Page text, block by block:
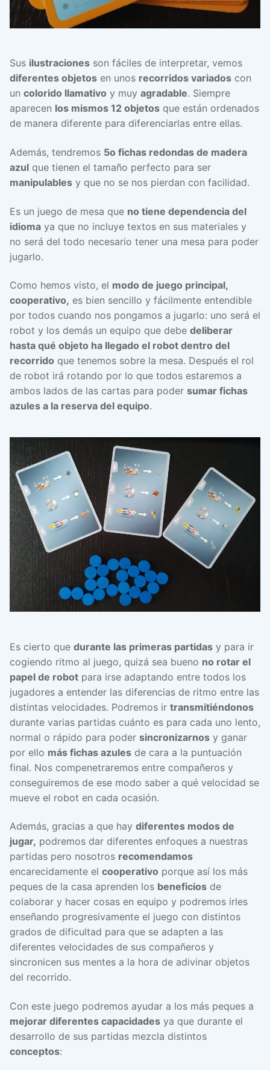
Sus ilustraciones son fáciles de interpretar, vemos
diferentes objetos en unos recorridos variados con
un colorido llamativo y muy agradable. Siempre
aparecen los mismos 12 objetos que están ordenados
de manera diferente para diferenciarlas entre ellas.
Además, tendremos 5o fichas redondas de madera
azul que tienen el tamaño perfecto para ser
manipulables y que no se nos pierdan con facilidad.
Es un juego de mesa que no tiene dependencia del
idioma ya que no incluye textos en sus materiales y
no será del todo necesario tener una mesa para poder
jugarlo.
Como hemos visto, el modo de juego principal,
cooperativo, es bien sencillo y fácilmente entendible
por todos cuando nos pongamos a jugarlo: uno será el
robot y los demás un equipo que debe deliberar
hasta qué objeto ha llegado el robot dentro del
recorrido que tenemos sobre la mesa. Después el rol
de robot irá rotando por lo que todos estaremos a
ambos lados de las cartas para poder sumar fichas
azules a la reserva del equipo.
Es cierto que durante las primeras partidas y para ir
cogiendo ritmo al juego, quizá sea bueno no rotar el
papel de robot para irse adaptando entre todos los
jugadores a entender las diferencias de ritmo entre las
distintas velocidades. Podremos ir transmitiéndonos
durante varias partidas cuánto es para cada uno lento,
normal o rápido para poder sincronizarnos y ganar
por ello más fichas azules de cara a la puntuación
final. Nos compenetraremos entre compañeros y
conseguiremos de ese modo saber a qué velocidad se
mueve el robot en cada ocasión.
Además, gracias a que hay diferentes modos de
jugar, podremos dar diferentes enfoques a nuestras
partidas pero nosotros recomendamos
encarecidamente el cooperativo porque así los más
peques de la casa aprenden los beneficios de
colaborar y hacer cosas en equipo y podremos irles
enseñando progresivamente el juego con distintos
grados de dificultad para que se adapten a las
diferentes velocidades de sus compañeros y
sincronicen sus mentes a la hora de adivinar objetos
del recorrido.
Con este juego podremos ayudar a los más peques a
mejorar diferentes capacidades ya que durante el
desarrollo de sus partidas mezcla distintos
conceptos: